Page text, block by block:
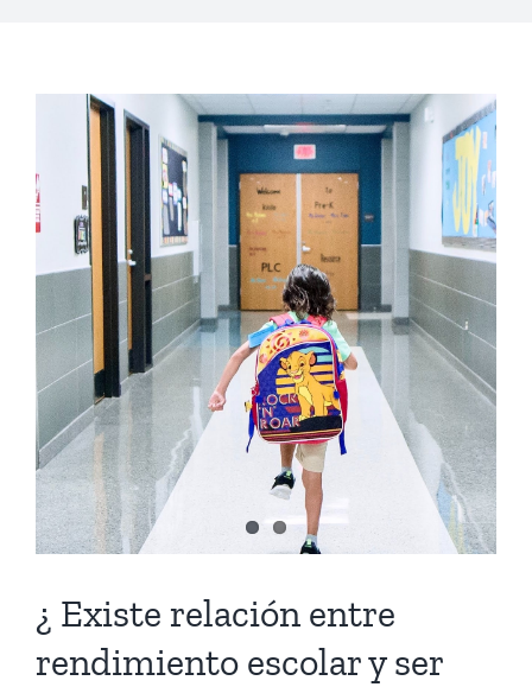
¿ Existe relación entre
rendimiento escolar y ser